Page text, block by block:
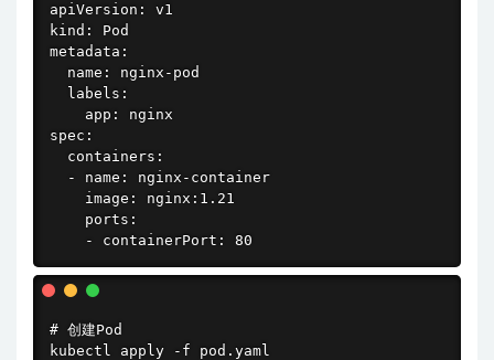
apiVersion: v1
kind: Pod
metadata:
  name: nginx-pod
  labels:
    app: nginx
spec:
  containers:
  - name: nginx-container
    image: nginx:1.21
    ports:
    - containerPort: 80
# 创建Pod
kubectl apply -f pod.yaml